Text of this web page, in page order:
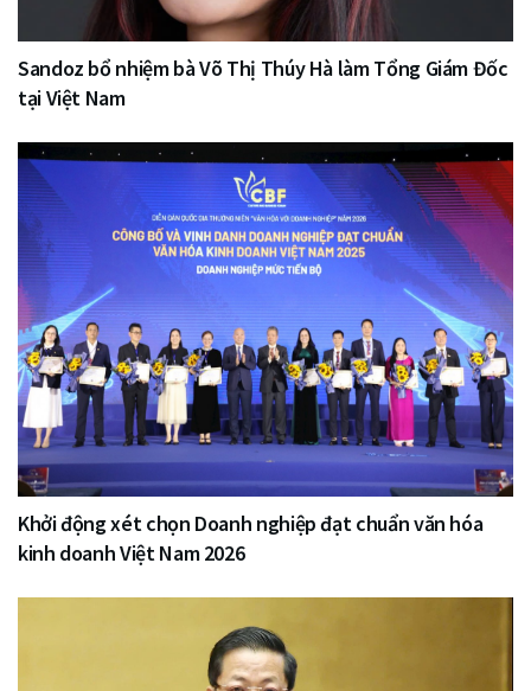
Sandoz bổ nhiệm bà Võ Thị Thúy Hà làm Tổng Giám Đốc
tại Việt Nam
Khởi động xét chọn Doanh nghiệp đạt chuẩn văn hóa
kinh doanh Việt Nam 2026